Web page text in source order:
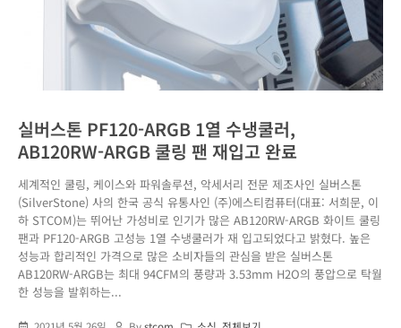
실버스톤 PF120-ARGB 1열 수냉쿨러,
AB120RW-ARGB 쿨링 팬 재입고 완료
세계적인 쿨링, 케이스와 파워솔루션, 악세서리 전문 제조사인 실버스톤
(SilverStone) 사의 한국 공식 유통사인 (주)에스티컴퓨터(대표: 서희문, 이
하 STCOM)는 뛰어난 가성비로 인기가 많은 AB120RW-ARGB 화이트 쿨링
팬과 PF120-ARGB 고성능 1열 수냉쿨러가 재 입고되었다고 밝혔다. 높은
성능과 합리적인 가격으로 많은 소비자들의 관심을 받은 실버스톤
AB120RW-ARGB는 최대 94CFM의 풍량과 3.53mm H2O의 풍압으로 탁월
한 성능을 발휘하는...